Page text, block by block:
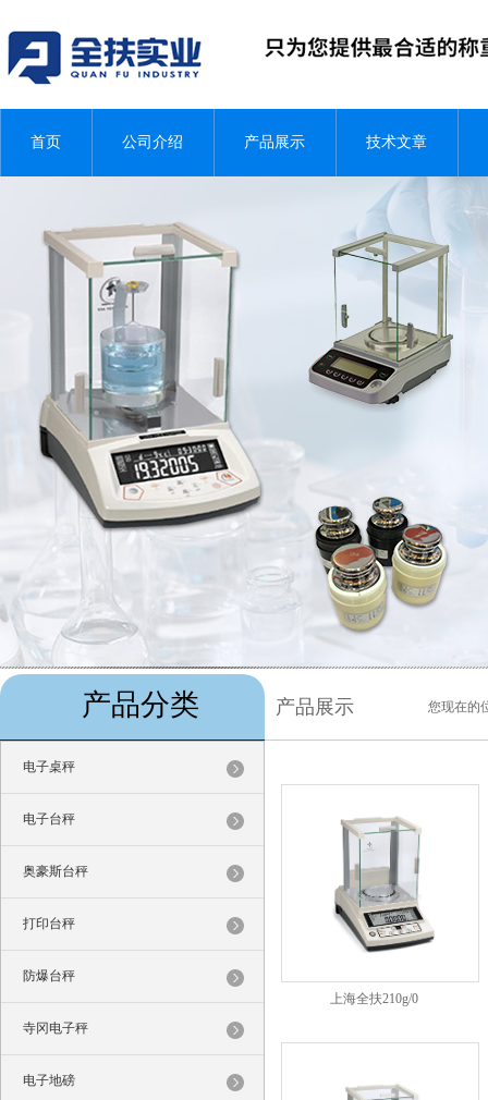
首页 公司介绍 产品展示 技术文章
产品分类
电子桌秤
电子台秤
奥豪斯台秤
打印台秤
防爆台秤
寺冈电子秤
电子地磅
产品展示 您现在的
上海全扶210g/0